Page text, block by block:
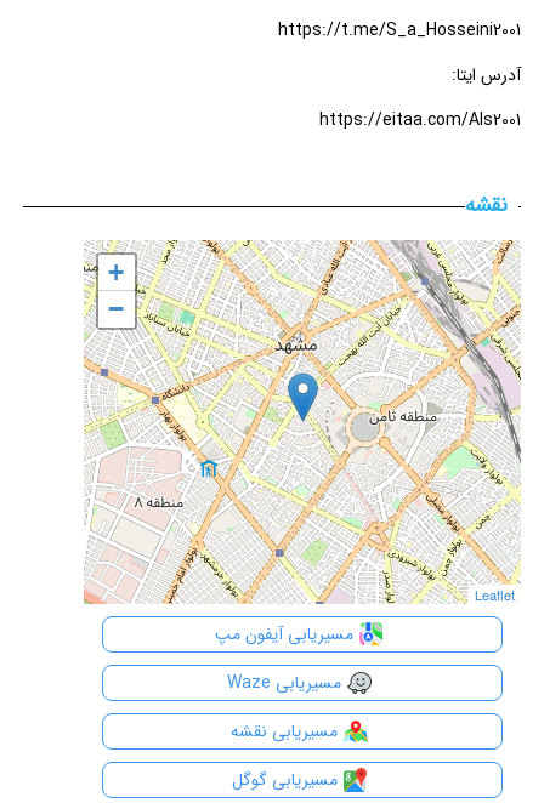
https://t.me/S_a_Hosseini2001
آدرس ایتا:
https://eitaa.com/Als2001
نقشه
+
−
Leaflet
+
−
Leaflet
مسیریابی آیفون مپ
مسیریابی Waze
مسیریابی نقشه
مسیریابی گوگل